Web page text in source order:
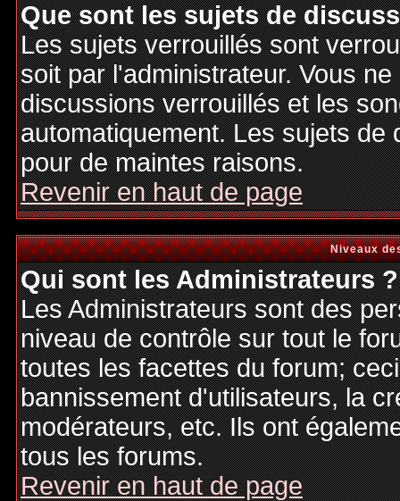
Que sont les sujets de
Les sujets verrouillés sont
soit par l'administrateur. Vous
discussions verrouillés et les
automatiquement. Les sujets
pour de maintes raisons.
Revenir en haut de page
Niveaux
Qui sont les Administrateurs ?
Les Administrateurs sont des
niveau de contrôle sur tout le
toutes les facettes du forum;
bannissement d'utilisateurs, la
modérateurs, etc. Ils ont
tous les forums.
Revenir en haut de page